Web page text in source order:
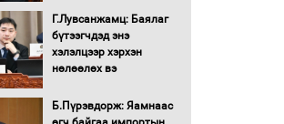
Засгийн газрын ээлжит
хуралдаан болж байна
Г.Лувсанжамц: Баялаг
бүтээгчдэд энэ
хэлэлцээр хэрхэн
нөлөөлөх вэ
Б.Пүрэвдорж: Яамнаас